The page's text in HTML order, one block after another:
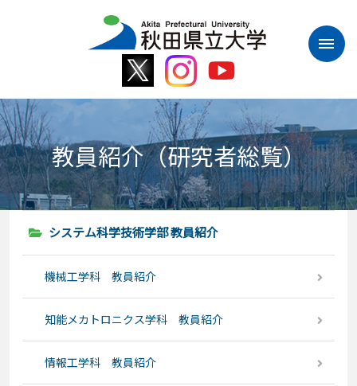
ッ
プ
教員紹介（研究者総覧）
システム科学技術学部 教員紹介
機械工学科 教員紹介
知能メカトロニクス学科 教員紹介
情報工学科 教員紹介